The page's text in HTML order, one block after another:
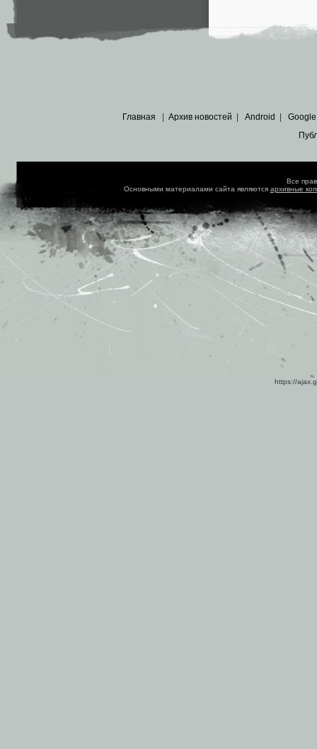
Главная Архив новостей Android Google
Все
Основными материалами сайта являются архивные
https://